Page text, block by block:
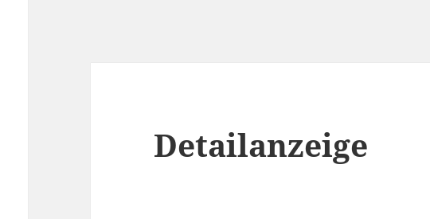
Detailanzeige